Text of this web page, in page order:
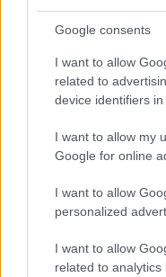
Google consents
I want to allow
related to
device identifiers in
I want to allow my
Google for online
I want to allow
personalized
I want to allow
related to